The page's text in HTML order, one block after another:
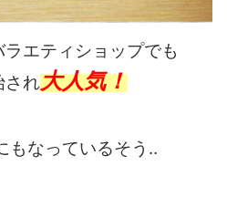
エティショップでも
され大人気！
もなっているそう‥